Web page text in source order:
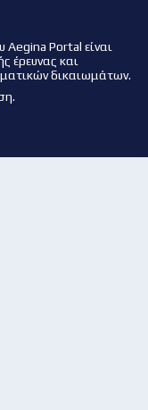
Aegina Portal είναι
έρευνας και
δικαιωμάτων.